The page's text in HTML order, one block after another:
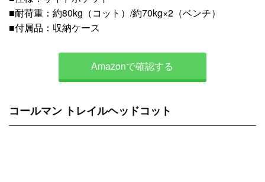
■耐荷重：約80kg（コット）/約70kg×2（ベンチ）
■付属品：収納ケース
Amazonで確認する
コールマン トレイルヘッドコット